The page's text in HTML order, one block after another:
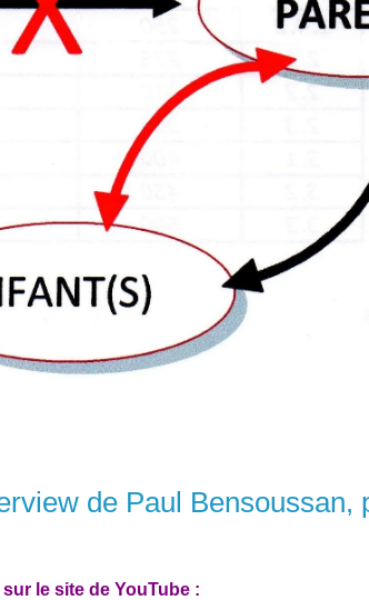
de Paul Bensoussan,
le site de YouTube :